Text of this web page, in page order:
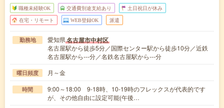
職種未経験OK 交通費別途支給あり 土日祝日が休み
在宅・リモート WEB登録OK 派遣
勤務地 愛知県名古屋市中村区
名古屋駅から徒歩5分／国際センター駅から徒歩10分／近鉄
名古屋駅から---分／名鉄名古屋駅から---分
曜日頻度 月～金
時間
9:00～18:00 9‐18時、10‐19時のフレックスが代表的です
が、その他自由に設定可能(午後…